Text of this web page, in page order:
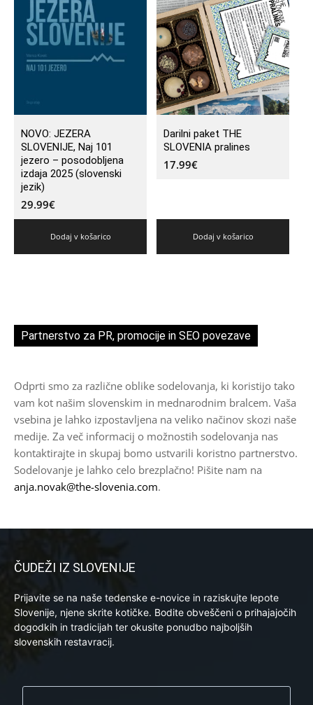
NOVO: JEZERA
SLOVENIJE, Naj 101
jezero – posodobljena
izdaja 2025 (slovenski
jezik)
29.99€
Dodaj v košarico
Darilni paket THE
SLOVENIA pralines
17.99€
Dodaj v košarico
Partnerstvo za PR, promocije in SEO povezave
Odprti smo za različne oblike sodelovanja, ki koristijo tako
vam kot našim slovenskim in mednarodnim bralcem. Vaša
vsebina je lahko izpostavljena na veliko načinov skozi naše
medije. Za več informacij o možnostih sodelovanja nas
kontaktirajte in skupaj bomo ustvarili koristno partnerstvo.
Sodelovanje je lahko celo brezplačno! Pišite nam na
anja.novak@the-slovenia.com.
ČUDEŽI IZ SLOVENIJE
Prijavite se na naše tedenske e-novice in raziskujte lepote
Slovenije, njene skrite kotičke. Bodite obveščeni o prihajajočih
dogodkih in tradicijah ter okusite ponudbo najboljših
slovenskih restavracij.